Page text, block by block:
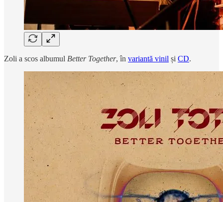
Zoli a scos albumul Better Together, în variantă vinil și CD.